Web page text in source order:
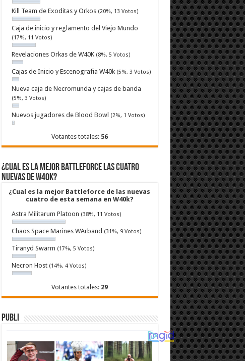
Kill Team de Exoditas y Orkos (20%, 13 Votos)
Caja de inicio y reglamento del Viejo Mundo
(17%, 11 Votos)
Revelaciones Orkas de W40K (8%, 5 Votos)
Cajas de Inicio y Escenografia W40k (5%, 3 Votos)
Nueva caja de Necromunda y cajas de banda
(5%, 3 Votos)
Nuevos jugadores de Blood Bowl (2%, 1 Votos)
Votantes totales: 56
¿Cual es la mejor Battleforce las cuatro
nuevas de W40k?
¿Cual es la mejor Battleforce de las nuevas
cuatro de esta semana en W40k?
Astra Militarum Platoon (38%, 11 Votos)
Chaos Space Marines WArband (31%, 9 Votos)
Tiranyd Swarm (17%, 5 Votos)
Necron Host (14%, 4 Votos)
Votantes totales: 29
Publi